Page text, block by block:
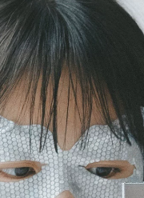
Facelive / Fethi Ni
Mask Clean
Hydrating Black
Skin Skin Faste
Mask Dredger Mais
Men and Women
mặt nạ thải độc
455,000
Facelive / fi Shi Ni
Red Film Right
Repair Sửa chữa bồ
hóng với tôm 青 青
补 男 Mặt nạ chăm
sóc da mặt nạ đất
sét kiehl's 28ml